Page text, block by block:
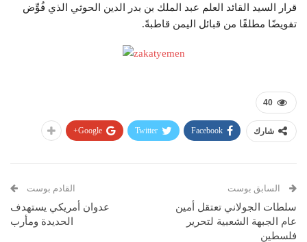
قرار السيد القائد العلم عبد الملك بن بدر الدين الحوثي الذي فُوِّض
تفويضًا مطلقًا من قبائل اليمن قاطبةً.
40
شارك Facebook
Twitter
Google+
السابق بوست
سلطات الجولاني تعتقل أمين
عام الجبهة الشعبية لتحرير
فلسطين
القادم بوست
عدوان أمريكي يستهدف
الحديدة ومأرب